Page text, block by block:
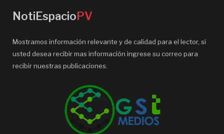
NotiEspacioPV
Mostramos información relevante y de calidad para el lector, si
usted desea recibir mas información ingrese su correo para
recibir nuestras publicaciones.